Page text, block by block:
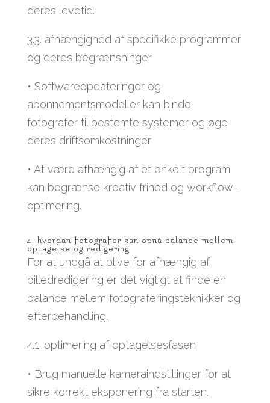
deres levetid.
3.3. afhængighed af specifikke programmer
og deres begrænsninger
• Softwareopdateringer og
abonnementsmodeller kan binde
fotografer til bestemte systemer og øge
deres driftsomkostninger.
• At være afhængig af et enkelt program
kan begrænse kreativ frihed og workflow-
optimering.
4. hvordan fotografer kan opnå balance mellem
optagelse og redigering
For at undgå at blive for afhængig af
billedredigering er det vigtigt at finde en
balance mellem fotograferingsteknikker og
efterbehandling.
4.1. optimering af optagelsesfasen
• Brug manuelle kameraindstillinger for at
sikre korrekt eksponering fra starten.